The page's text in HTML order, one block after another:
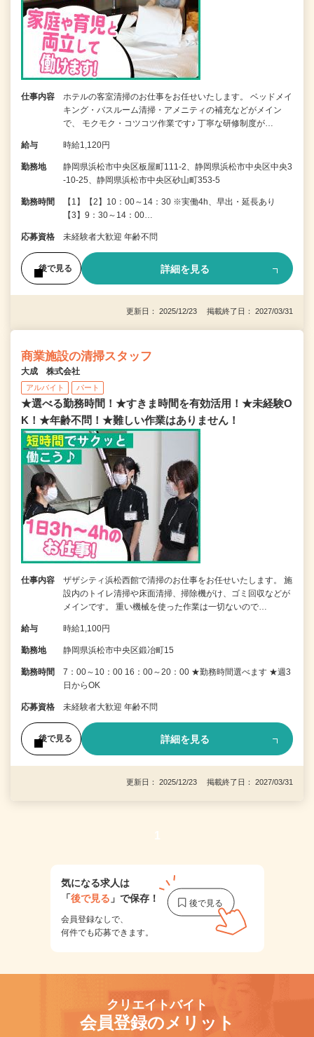
仕事内容
ホテルの客室清掃のお仕事をお任せいたします。 ベッドメイ
キング・バスルーム清掃・アメニティの補充などがメイン
で、 モクモク・コツコツ作業です♪ 丁寧な研修制度が…
給与 時給1,120円
勤務地
静岡県浜松市中央区板屋町111-2、静岡県浜松市中央区中央3
-10-25、静岡県浜松市中央区砂山町353-5
勤務時間
【1】【2】10：00～14：30 ※実働4h、早出・延長あり
【3】9：30～14：00…
応募資格 未経験者大歓迎 年齢不問
後で見る 詳細を見る
更新日： 2025/12/23 掲載終了日： 2027/03/31
商業施設の清掃スタッフ
大成 株式会社
アルバイト パート
★選べる勤務時間！★すきま時間を有効活用！★未経験O
K！★年齢不問！★難しい作業はありません！
仕事内容
ザザシティ浜松西館で清掃のお仕事をお任せいたします。 施
設内のトイレ清掃や床面清掃、掃除機がけ、ゴミ回収などが
メインです。 重い機械を使った作業は一切ないので…
給与 時給1,100円
勤務地 静岡県浜松市中央区鍛冶町15
勤務時間
7：00～10：00 16：00～20：00 ★勤務時間選べます ★週3
日からOK
応募資格 未経験者大歓迎 年齢不問
後で見る 詳細を見る
更新日： 2025/12/23 掲載終了日： 2027/03/31
気になる求人は
「後で見る 」で保存！
会員登録なしで、
何件でも応募できます。
クリエイトバイト
会員登録のメリット